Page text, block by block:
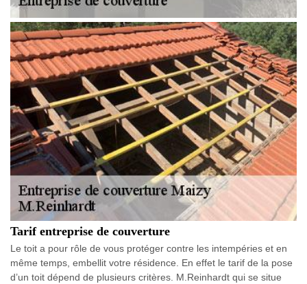
Tarif entreprise de couverture
Le toit a pour rôle de vous protéger contre les intempéries et en
même temps, embellit votre résidence. En effet le tarif de la pose
d’un toit dépend de plusieurs critères. M.Reinhardt qui se situe